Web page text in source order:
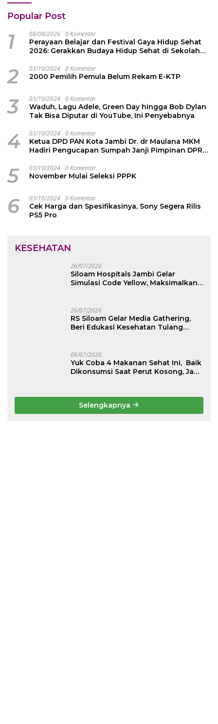
Popular Post
1 08/08/2026 0 Komentar
Perayaan Belajar dan Festival Gaya Hidup Sehat
2026: Gerakkan Budaya Hidup Sehat di Sekolah
2 03/10/2024 0 Komentar
2000 Pemilih Pemula Belum Rekam E-KTP
3 03/10/2024 0 Komentar
Waduh, Lagu Adele, Green Day hingga Bob Dylan
Tak Bisa Diputar di YouTube, Ini Penyebabnya
4 03/10/2024 0 Komentar
Ketua DPD PAN Kota Jambi Dr. dr Maulana MKM
Hadiri Pengucapan Sumpah Janji Pimpinan DPRD
5 03/10/2024 0 Komentar
November Mulai Seleksi PPPK
6 03/10/2024 0 Komentar
Cek Harga dan Spesifikasinya, Sony Segera Rilis
PS5 Pro
KESEHATAN
26/07/2026
Siloam Hospitals Jambi Gelar
Simulasi Code Yellow, Maksimalkan
26/07/2026
RS Siloam Gelar Media Gathering,
Beri Edukasi Kesehatan Tulang
06/07/2026
Yuk Coba 4 Makanan Sehat Ini, Baik
Dikonsumsi Saat Perut Kosong, Jaga
Selengkapnya